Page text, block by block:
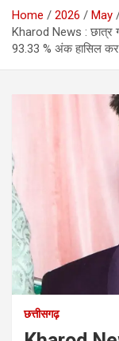
Home 2026
May
Kharod News : छात्र
93.33 % अंक हासिल
छत्तीसगढ़